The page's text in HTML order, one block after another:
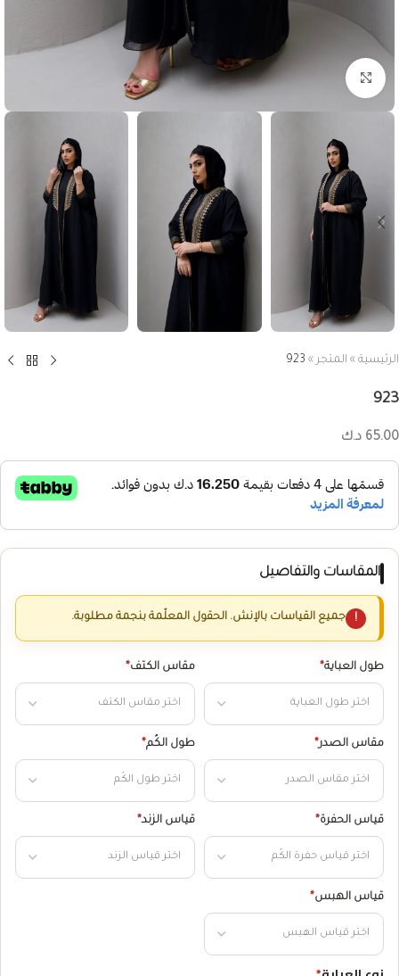
اضغط للتكبير
الرئيسية » المتجر »
923
923
65.00 د.ك
المقاسات والتفاصيل
جميع القياسات بالإنش. الحقول المعلّمة بنجمة مطلوبة.
طول العباية* مقاس الكتف*
مقاس الصدر* طول الكُم*
قياس الحفرة* قياس الزند*
قياس الهبس*